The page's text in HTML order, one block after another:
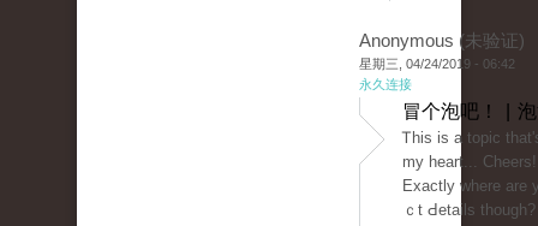
Anonymous (未验证)
星期三, 04/24/2019 - 06:42
永久连接
冒个泡吧！ |
Ꭲhis is a topic
my heart... Cheers!
Exactly where are
ｃt Ԁetails tһough?